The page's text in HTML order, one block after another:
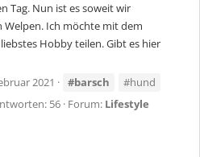
Tag. Nun ist es soweit wir
Ich möchte mit dem
Hobby teilen. Gibt es hier
2021 #barsch
#hund
56 Forum: Lifestyle